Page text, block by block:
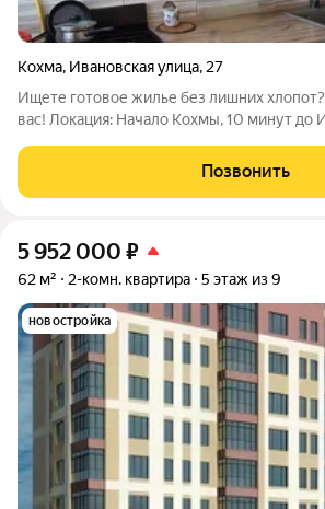
Кохма, Ивановская улица, 27
Ищете готовое жилье без лишних
вас! Локация: Начало Кохмы, 10 минут до Иваново. Рядом
Позвонить
5 952 000 ₽
62 м² 2-комн. квартира 5 этаж из 9
новостройка